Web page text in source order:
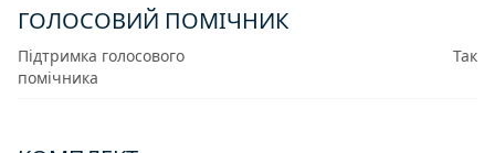
ГОЛОСОВИЙ ПОМІЧНИК
Підтримка голосового
помічника
Так